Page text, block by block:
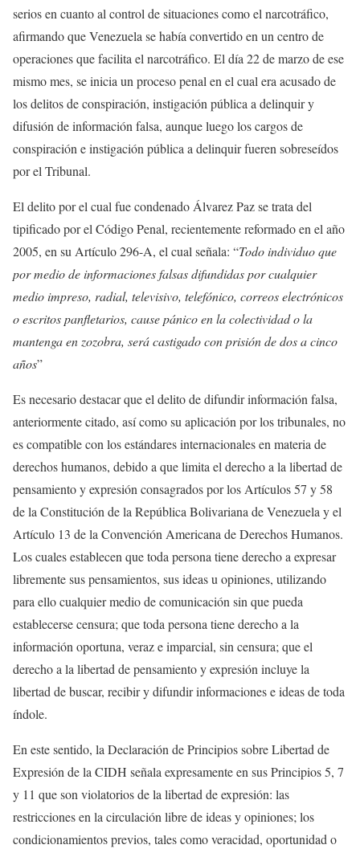
serios en cuanto al control de situaciones como el narcotráfico,
afirmando que Venezuela se había convertido en un centro de
operaciones que facilita el narcotráfico. El día 22 de marzo de ese
mismo mes, se inicia un proceso penal en el cual era acusado de
los delitos de conspiración, instigación pública a delinquir y
difusión de información falsa, aunque luego los cargos de
conspiración e instigación pública a delinquir fueren sobreseídos
por el Tribunal.
El delito por el cual fue condenado Álvarez Paz se trata del
tipificado por el Código Penal, recientemente reformado en el año
2005, en su Artículo 296-A, el cual señala: “Todo individuo que
por medio de informaciones falsas difundidas por cualquier
medio impreso, radial, televisivo, telefónico, correos electrónicos
o escritos panfletarios, cause pánico en la colectividad o la
mantenga en zozobra, será castigado con prisión de dos a cinco
años”
Es necesario destacar que el delito de difundir información falsa,
anteriormente citado, así como su aplicación por los tribunales, no
es compatible con los estándares internacionales en materia de
derechos humanos, debido a que limita el derecho a la libertad de
pensamiento y expresión consagrados por los Artículos 57 y 58
de la Constitución de la República Bolivariana de Venezuela y el
Artículo 13 de la Convención Americana de Derechos Humanos.
Los cuales establecen que toda persona tiene derecho a expresar
libremente sus pensamientos, sus ideas u opiniones, utilizando
para ello cualquier medio de comunicación sin que pueda
establecerse censura; que toda persona tiene derecho a la
información oportuna, veraz e imparcial, sin censura; que el
derecho a la libertad de pensamiento y expresión incluye la
libertad de buscar, recibir y difundir informaciones e ideas de toda
índole.
En este sentido, la Declaración de Principios sobre Libertad de
Expresión de la CIDH señala expresamente en sus Principios 5, 7
y 11 que son violatorios de la libertad de expresión: las
restricciones en la circulación libre de ideas y opiniones; los
condicionamientos previos, tales como veracidad, oportunidad o